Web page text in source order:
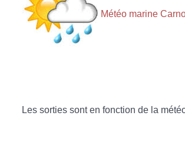
Météo marine
Les sorties sont en fonction de la